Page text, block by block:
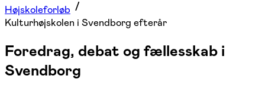
Højskoleforløb
Kulturhøjskolen i Svendborg efterår
Foredrag, debat og fællesskab i
Svendborg